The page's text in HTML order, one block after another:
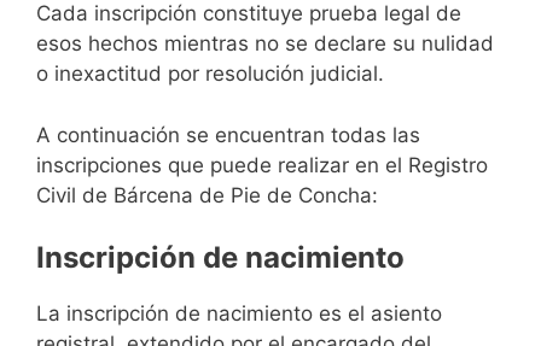
Cada inscripción constituye prueba legal de
esos hechos mientras no se declare su nulidad
o inexactitud por resolución judicial.
A continuación se encuentran todas las
inscripciones que puede realizar en el Registro
Civil de Bárcena de Pie de Concha:
Inscripción de nacimiento
La inscripción de nacimiento es el asiento